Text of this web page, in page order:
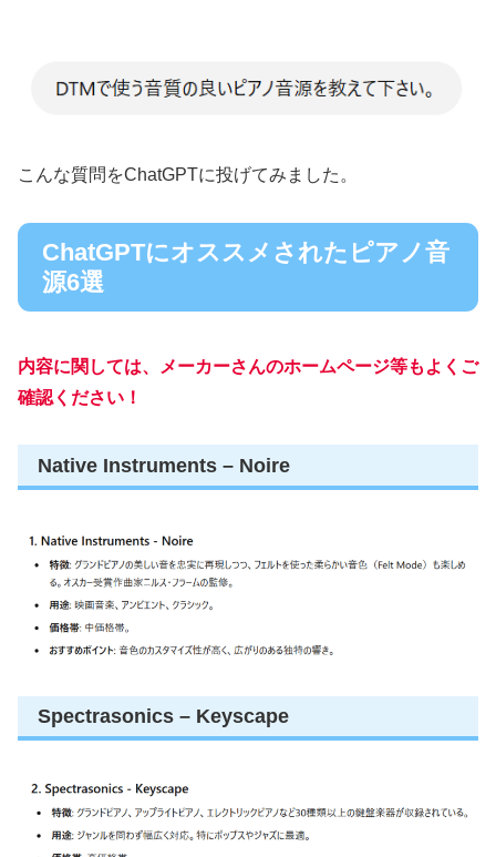
こんな質問をChatGPTに投げてみました。
ChatGPTにオススメされたピアノ音
源6選
内容に関しては、メーカーさんのホームページ等もよくご
確認ください！
Native Instruments – Noire
Spectrasonics – Keyscape